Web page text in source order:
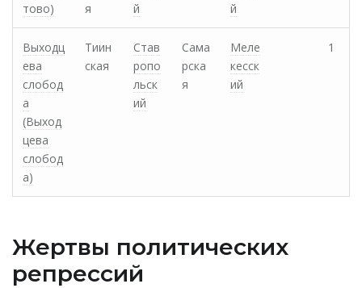
тово)
я
й
й
Выходц
ева
слобод
а
(Выход
цева
слобод
а)
Тиин
ская
Став
ропо
льск
ий
Сама
рска
я
Меле
кесск
ий
1
Жертвы политических
репрессий